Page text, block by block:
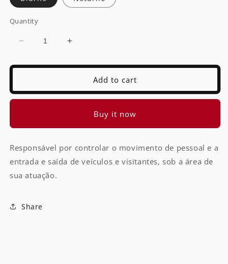
Quantity
Decrease
for
Acesso
Increase
for
Controlador
Acesso
Add to cart
Buy it now
Responsável por controlar o movimento de pessoal e a
entrada e saída de veículos e visitantes, sob a área de
sua atuação.
Share